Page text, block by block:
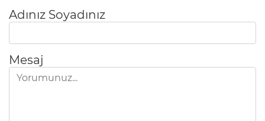
Adınız Soyadınız
Mesaj